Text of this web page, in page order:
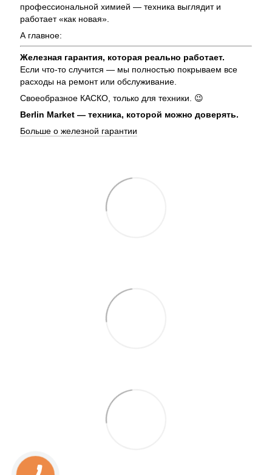
профессиональной химией — техника выглядит и
работает «как новая».
А главное:
Железная гарантия, которая реально работает.
Если что-то случится — мы полностью покрываем все
расходы на ремонт или обслуживание.
Своеобразное КАСКО, только для техники. 😉
Berlin Market — техника, которой можно доверять.
Больше о железной гарантии